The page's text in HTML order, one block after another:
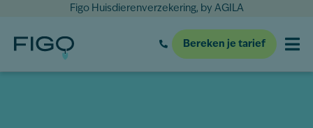
Figo Huisdierenverzekering, by AGILA
Bereken je tarief